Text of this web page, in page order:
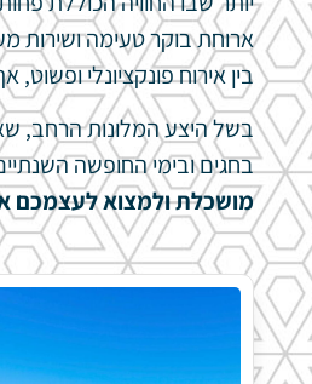
ארוחת בוקר טעימה ושירות
בין אירוח פונקציונלי
בשל היצע המלונות הרחב,
בחגים ובימי החופשה
מושכלת ולמצוא לעצמכם